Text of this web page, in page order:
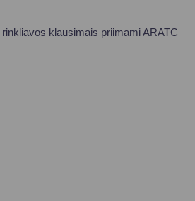
klausimais priimami ARATC